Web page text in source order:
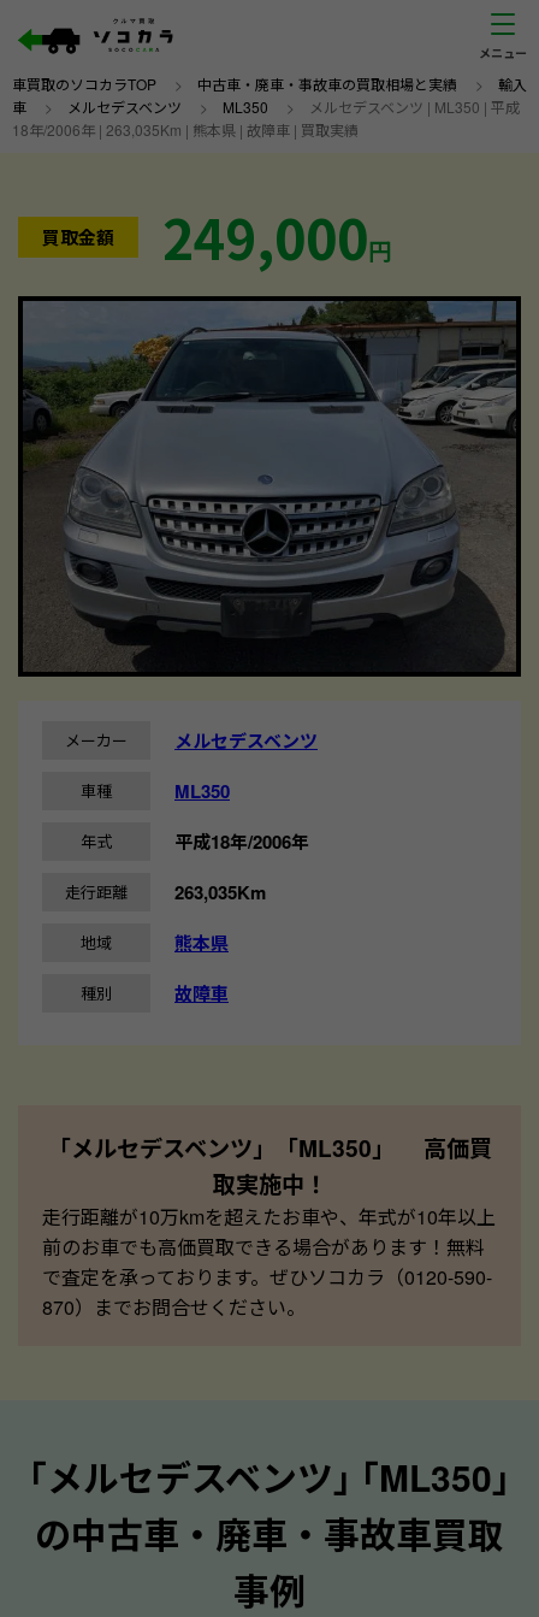
車買取のソコカラTOP > 中古車・廃車・事故車の買取相場と実績 > 輸入
車 > メルセデスベンツ > ML350 >
メルセデスベンツ | ML350 | 平成
18年/2006年 | 263,035Km | 熊本県 | 故障車 | 買取実績
買取金額 249,000円
メーカー メルセデスベンツ
車種 ML350
年式 平成18年/2006年
走行距離 263,035Km
地域 熊本県
種別 故障車
「メルセデスベンツ」「ML350」 高価買
取実施中！
走行距離が10万kmを超えたお車や、年式が10年以上
前のお車でも高価買取できる場合があります！無料
で査定を承っております。ぜひソコカラ（0120-590-
870）までお問合せください。
｢メルセデスベンツ｣ ｢ML350｣
の中古車・廃車・事故車買取
事例